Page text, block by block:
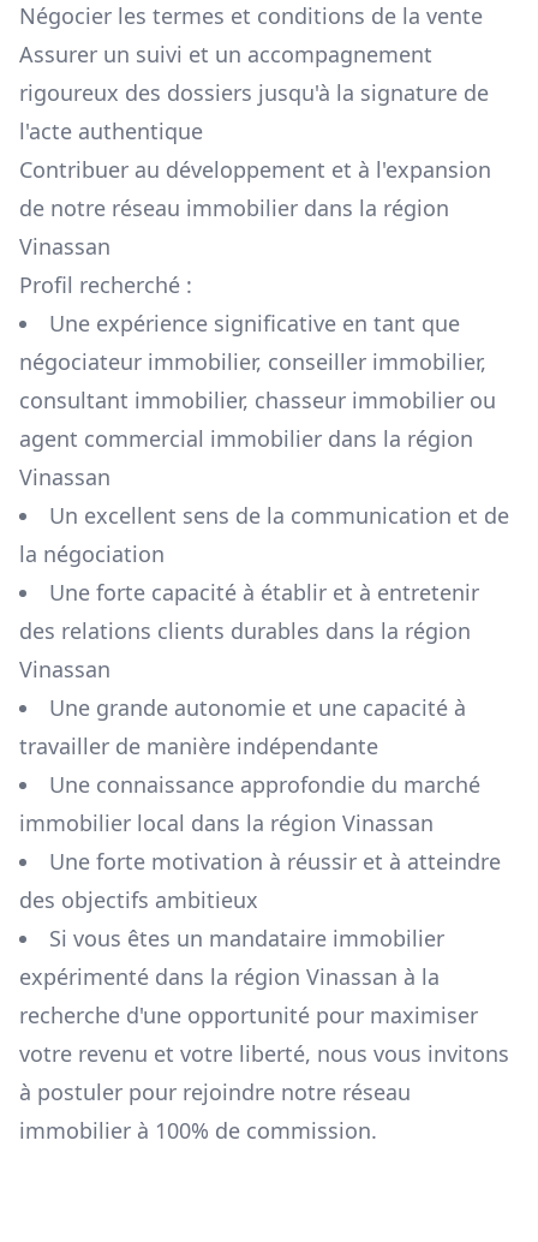
Négocier les termes et conditions de la vente
Assurer un suivi et un accompagnement
rigoureux des dossiers jusqu'à la signature de
l'acte authentique
Contribuer au développement et à l'expansion
de notre réseau immobilier dans la région
Vinassan
Profil recherché :
Une expérience significative en tant que
négociateur immobilier, conseiller immobilier,
consultant immobilier, chasseur immobilier ou
agent commercial immobilier dans la région
Vinassan
Un excellent sens de la communication et de
la négociation
Une forte capacité à établir et à entretenir
des relations clients durables dans la région
Vinassan
Une grande autonomie et une capacité à
travailler de manière indépendante
Une connaissance approfondie du marché
immobilier local dans la région Vinassan
Une forte motivation à réussir et à atteindre
des objectifs ambitieux
Si vous êtes un mandataire immobilier
expérimenté dans la région Vinassan à la
recherche d'une opportunité pour maximiser
votre revenu et votre liberté, nous vous invitons
à postuler pour rejoindre notre réseau
immobilier à 100% de commission.